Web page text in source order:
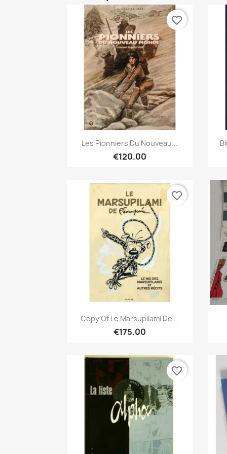
Quick view
Les Pionniers Du Nouveau...
€120.00
favorite_border
Quick view
Copy Of Le Marsupilami De...
€175.00
favorite_border
favorite_border